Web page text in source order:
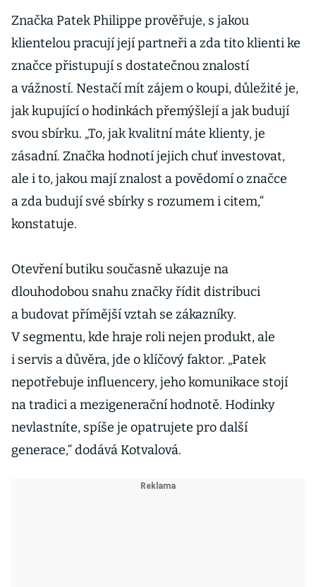
Značka Patek Philippe prověřuje, s jakou
klientelou pracují její partneři a zda tito klienti ke
značce přistupují s dostatečnou znalostí
a vážností. Nestačí mít zájem o koupi, důležité je,
jak kupující o hodinkách přemýšlejí a jak budují
svou sbírku. „To, jak kvalitní máte klienty, je
zásadní. Značka hodnotí jejich chuť investovat,
ale i to, jakou mají znalost a povědomí o značce
a zda budují své sbírky s rozumem i citem,“
konstatuje.
Otevření butiku současně ukazuje na
dlouhodobou snahu značky řídit distribuci
a budovat přímější vztah se zákazníky.
V segmentu, kde hraje roli nejen produkt, ale
i servis a důvěra, jde o klíčový faktor. „Patek
nepotřebuje influencery, jeho komunikace stojí
na tradici a mezigenerační hodnotě. Hodinky
nevlastníte, spíše je opatrujete pro další
generace,“ dodává Kotvalová.